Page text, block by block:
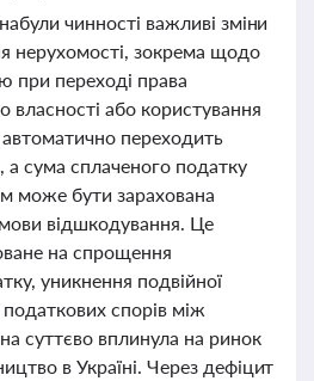
чинності важливі зміни
нерухомості, зокрема щодо
при переході права
власності або користування
переходить
а сума сплаченого податку
може бути зарахована
відшкодування. Це
на спрощення
уникнення подвійної
спорів між
суттєво вплинула на ринок
в Україні. Через дефіцит